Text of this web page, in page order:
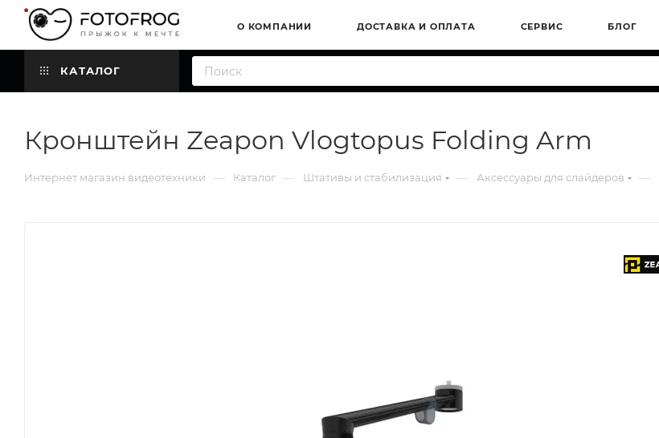
О КОМПАНИИ ДОСТАВКА И ОПЛАТА СЕРВИС БЛОГ
КАТАЛОГ
Кронштейн Zeapon Vlogtopus Folding Arm
Интернет магазин видеотехники — Каталог — Штативы и стабилизация — Аксессуары для слайдеров —